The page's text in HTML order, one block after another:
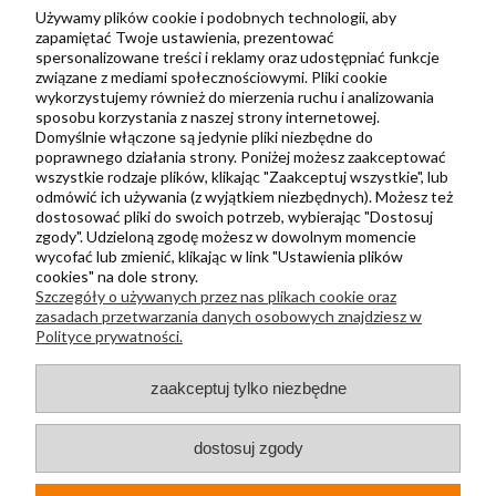
Zbieraj punkty za zakupy
Informacje
Kontakt
Regulamin
Polityka prywatności
Metody wysyłki i płatności
Płatności odroczone PayPo
Zwroty i reklamacje
Newsletter
sklep@kapak.pl
Używamy plików cookie i podobnych technologii, aby
zapamiętać Twoje ustawienia, prezentować
spersonalizowane treści i reklamy oraz udostępniać funkcje
związane z mediami społecznościowymi. Pliki cookie
wykorzystujemy również do mierzenia ruchu i analizowania
sposobu korzystania z naszej strony internetowej.
Domyślnie włączone są jedynie pliki niezbędne do
poprawnego działania strony. Poniżej możesz zaakceptować
wszystkie rodzaje plików, klikając "Zaakceptuj wszystkie", lub
odmówić ich używania (z wyjątkiem niezbędnych). Możesz też
dostosować pliki do swoich potrzeb, wybierając "Dostosuj
zgody". Udzieloną zgodę możesz w dowolnym momencie
wycofać lub zmienić, klikając w link "Ustawienia plików
cookies" na dole strony.
Szczegóły o używanych przez nas plikach cookie oraz
zasadach przetwarzania danych osobowych znajdziesz w
Polityce prywatności.
zaakceptuj tylko niezbędne
dostosuj zgody